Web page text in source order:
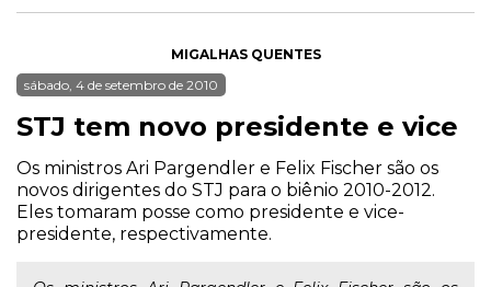
MIGALHAS QUENTES
sábado, 4 de setembro de 2010
STJ tem novo presidente e vice
Os ministros Ari Pargendler e Felix Fischer são os
novos dirigentes do STJ para o biênio 2010-2012.
Eles tomaram posse como presidente e vice-
presidente, respectivamente.